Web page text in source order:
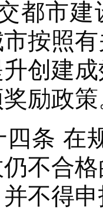
都市
按照
创建
励政
在规
不合
不得